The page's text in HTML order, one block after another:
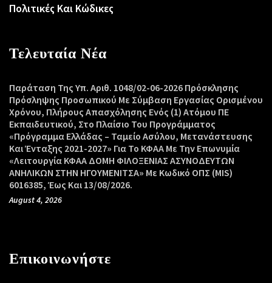
Πολιτικές Και Κώδικες
Τελευταία Νέα
Παράταση Της Υπ. Αριθ. 1048/02-06-2026 Πρόσκλησης
Πρόσληψης Προσωπικού Με Σύμβαση Εργασίας Ορισμένου
Χρόνου, Πλήρους Απασχόλησης Ενός (1) Ατόμου ΠΕ
Εκπαιδευτικού, Στο Πλαίσιο Του Προγράμματος
«Πρόγραμμα Ελλάδας – Ταμείο Ασύλου, Μετανάστευσης
Και Ένταξης 2021-2027» Για Το ΚΦΑΑ Με Την Επωνυμία
«Λειτουργία ΚΦΑΑ ΔΟΜΗ ΦΙΛΟΞΕΝΙΑΣ ΑΣΥΝΟΔΕΥΤΩΝ
ΑΝΗΛΙΚΩΝ ΣΤΗΝ ΗΓΟΥΜΕΝΙΤΣΑ» Με Κωδικό ΟΠΣ (MIS)
6016385, Έως Και 13/08/2026.
August 4, 2026
Επικοινωνήστε